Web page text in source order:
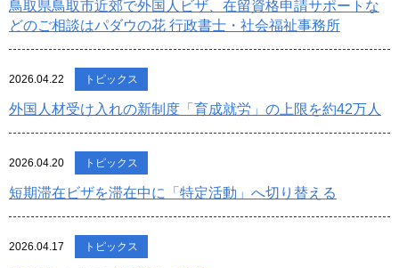
鳥取県鳥取市近郊で外国人ビザ、在留資格申請サポートな
どのご相談はパダウの花 行政書士・社会福祉事務所
2026.04.22 トピックス
外国人材受け入れの新制度「育成就労」の上限を約42万人
2026.04.20 トピックス
短期滞在ビザを滞在中に「特定活動」へ切り替える
2026.04.17 トピックス